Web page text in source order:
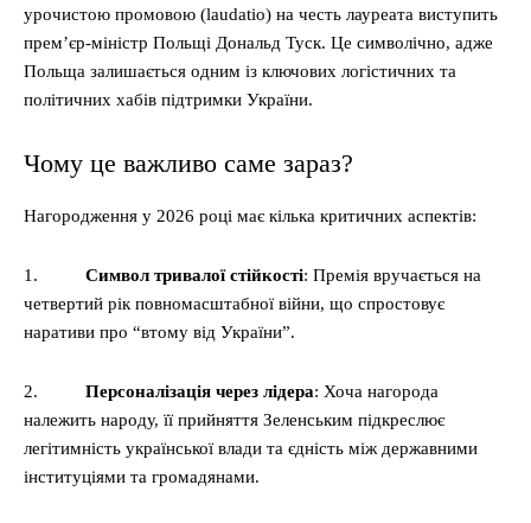
урочистою промовою (laudatio) на честь лауреата виступить
прем’єр-міністр Польщі Дональд Туск. Це символічно, адже
Польща залишається одним із ключових логістичних та
політичних хабів підтримки України.
Чому це важливо саме зараз?
Нагородження у 2026 році має кілька критичних аспектів:
1. Символ тривалої стійкості: Премія вручається на
четвертий рік повномасштабної війни, що спростовує
наративи про “втому від України”.
2. Персоналізація через лідера: Хоча нагорода
належить народу, її прийняття Зеленським підкреслює
легітимність української влади та єдність між державними
інституціями та громадянами.